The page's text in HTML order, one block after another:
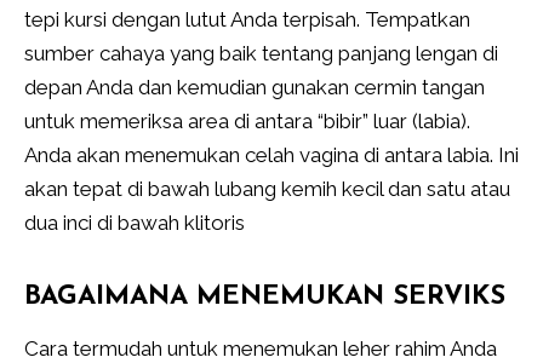
tepi kursi dengan lutut Anda terpisah. Tempatkan
sumber cahaya yang baik tentang panjang lengan di
depan Anda dan kemudian gunakan cermin tangan
untuk memeriksa area di antara “bibir” luar (labia).
Anda akan menemukan celah vagina di antara labia. Ini
akan tepat di bawah lubang kemih kecil dan satu atau
dua inci di bawah klitoris
BAGAIMANA MENEMUKAN SERVIKS
Cara termudah untuk menemukan leher rahim Anda